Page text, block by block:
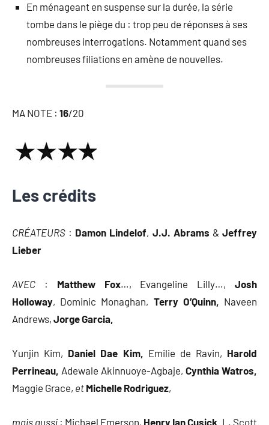
En ménageant en suspense sur la durée, la série
tombe dans le piège du : trop peu de réponses à ses
nombreuses interrogations. Notamment quand ses
nombreuses filiations en amène de nouvelles.
MA NOTE : 16/20
Les crédits
CRÉATEURS : Damon Lindelof, J.J. Abrams &Jeffrey
Lieber
AVEC : Matthew Fox…, Evangeline Lilly…,Josh
Holloway, Dominic Monaghan, Terry O’Quinn, Naveen
Andrews, Jorge Garcia,
Yunjin Kim, Daniel Dae Kim, Emilie de Ravin, Harold
Perrineau, Adewale Akinnuoye-Agbaje, Cynthia Watros,
Maggie Grace, et Michelle Rodriguez,
mais aussi : Michael Emerson, Henry Ian Cusick, L. Scott